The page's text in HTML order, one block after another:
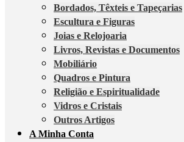
Bordados, Têxteis e Tapeçarias
Escultura e Figuras
Joias e Relojoaria
Livros, Revistas e Documentos
Mobiliário
Quadros e Pintura
Religião e Espiritualidade
Vidros e Cristais
Outros Artigos
A Minha Conta